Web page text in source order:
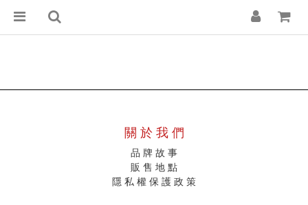
關 於 我 們
品 牌 故 事
販 售 地 點
隱 私 權 保 護 政 策